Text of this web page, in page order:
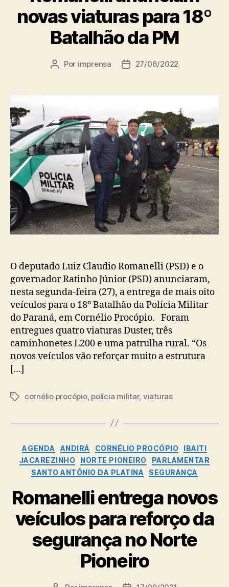
novas viaturas para 18º
Batalhão da PM
Autor
Por imprensa
Data27/06/2022
O deputado Luiz Claudio Romanelli (PSD) e o
governador Ratinho Júnior (PSD) anunciaram,
nesta segunda-feira (27), a entrega de mais oito
veículos para o 18º Batalhão da Polícia Militar
do Paraná, em Cornélio Procópio. Foram
entregues quatro viaturas Duster, três
caminhonetes L200 e uma patrulha rural. “Os
novos veículos vão reforçar muito a estrutura
[…]
Tagscornélio procópio, polícia militar, viaturas
Categorias
AGENDA ANDIRÁ CORNÉLIO PROCÓPIO
IBAITI
JACAREZINHO
NORTE PIONEIRO
PARLAMENTAR
SANTO ANTÔNIO DA PLATINA
SEGURANÇA
Romanelli entrega novos
veículos para reforço da
segurança no Norte
Pioneiro